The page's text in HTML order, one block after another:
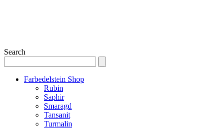
Search
Farbedelstein Shop
Rubin
Saphir
Smaragd
Tansanit
Turmalin